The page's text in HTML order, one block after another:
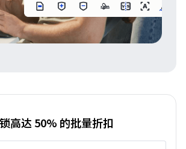
高达 50% 的批量折扣